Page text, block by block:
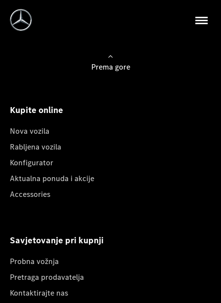
Prema gore
Kupite online
Nova vozila
Rabljena vozila
Konfigurator
Aktualna ponuda i akcije
Accessories
Savjetovanje pri kupnji
Probna vožnja
Pretraga prodavatelja
Kontaktirajte nas